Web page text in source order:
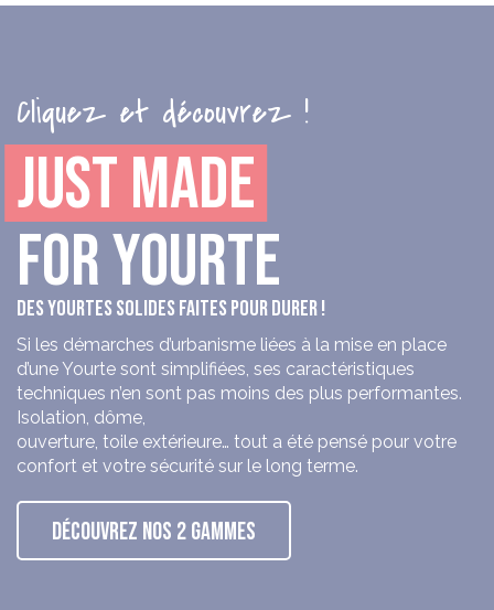
Cliquez et découvrez !
JUST MADE
FOR YOURTE
DES YOURTES SOLIDES FAITES POUR DURER !
Si les démarches d’urbanisme liées à la mise en place
d’une Yourte sont simplifiées, ses caractéristiques
techniques n’en sont pas moins des plus performantes.
Isolation, dôme,
ouverture, toile extérieure… tout a été pensé pour votre
confort et votre sécurité sur le long terme.
DÉCOUVREZ NOS 2 GAMMES